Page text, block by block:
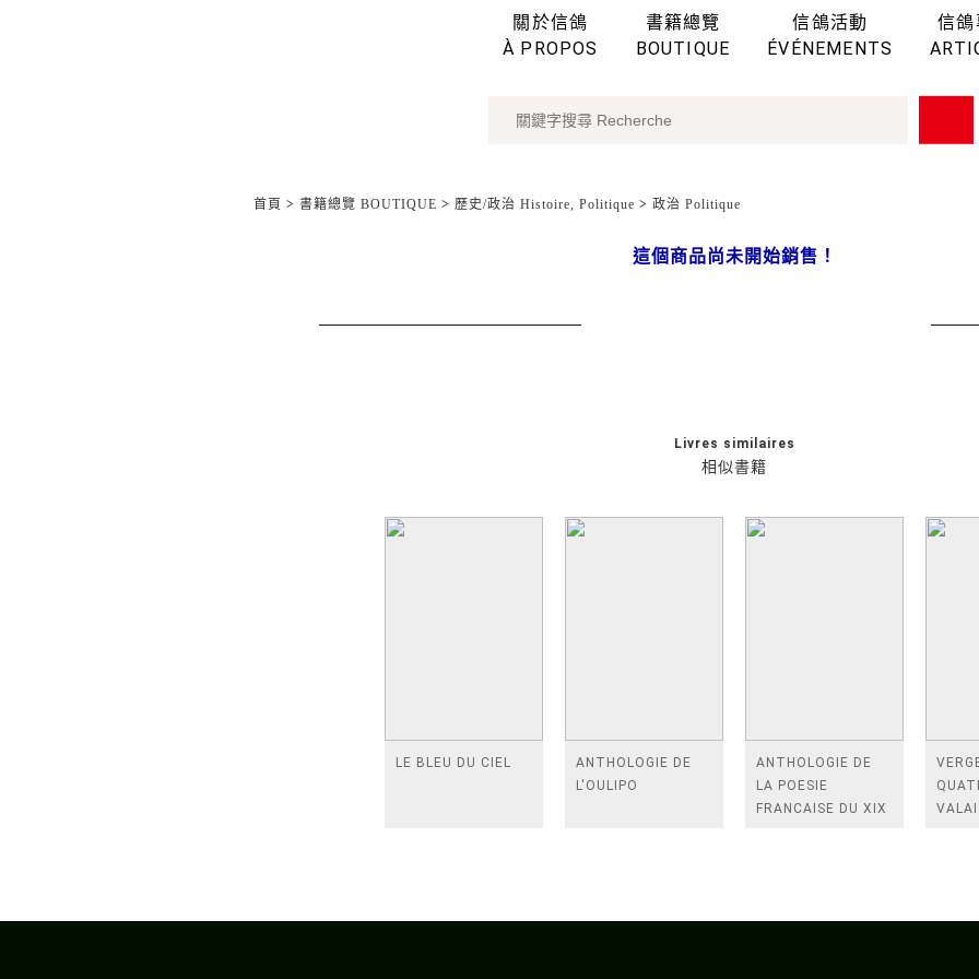
關於信鴿
À PROPOS
書籍總覽
BOUTIQUE
信鴿活動
ÉVÉNEMENTS
信鴿
首頁 > 書籍總覽 BOUTIQUE > 歷史/政治 Histoire, Politique > 政治 Politique
這個商品尚未開始銷售！
相似書籍
Livres similaires
LE BLEU DU CIEL
ANTHOLOGIE DE
L'OULIPO
ANTHOLOGIE DE
LA POESIE
FRANCAISE DU XIX